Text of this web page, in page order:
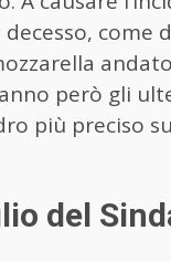
come
però gli
più preciso
del